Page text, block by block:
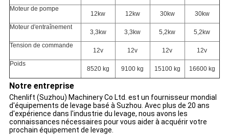
Moteur de pompe
12kw 12kw 30kw
30kw
Moteur d'entraînement
3,3kw 3,3kw 5,2kw
5,2kw
Tension de commande
12v 12v 12v
12v
Poids
8520 kg 9100 kg 15100 kg 16600 kg
Notre entreprise
Chenlift (Suzhou) Machinery Co Ltd. est un fournisseur mondial
d'équipements de levage basé à Suzhou. Avec plus de 20 ans
d'expérience dans l'industrie du levage, nous avons les
connaissances nécessaires pour vous aider à acquérir votre
prochain équipement de levage.